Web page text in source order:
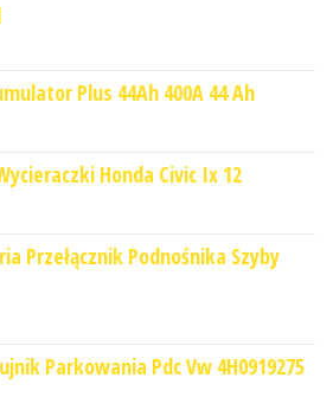
Plus 44Ah 400A 44 Ah
Honda Civic Ix 12
Przełącznik Podnośnika Szyby
Parkowania Pdc Vw 4H0919275